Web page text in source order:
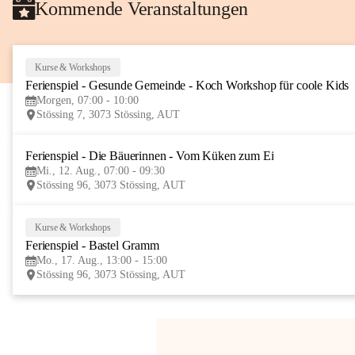
Kommende Veranstaltungen
Kurse & Workshops
Ferienspiel - Gesunde Gemeinde - Koch Workshop für coole Kids
Morgen, 07:00 - 10:00
Stössing 7, 3073 Stössing, AUT
Ferienspiel - Die Bäuerinnen - Vom Küken zum Ei
Mi., 12. Aug., 07:00 - 09:30
Stössing 96, 3073 Stössing, AUT
Kurse & Workshops
Ferienspiel - Bastel Gramm
Mo., 17. Aug., 13:00 - 15:00
Stössing 96, 3073 Stössing, AUT